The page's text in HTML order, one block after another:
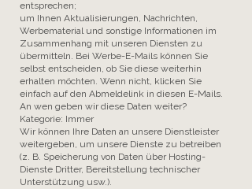
entsprechen;
um Ihnen Aktualisierungen, Nachrichten,
Werbematerial und sonstige Informationen im
Zusammenhang mit unseren Diensten zu
übermitteln. Bei Werbe-E-Mails können Sie
selbst entscheiden, ob Sie diese weiterhin
erhalten möchten. Wenn nicht, klicken Sie
einfach auf den Abmeldelink in diesen E-Mails.
An wen geben wir diese Daten weiter?
Kategorie: Immer
Wir können Ihre Daten an unsere Dienstleister
weitergeben, um unsere Dienste zu betreiben
(z. B. Speicherung von Daten über Hosting-
Dienste Dritter, Bereitstellung technischer
Unterstützung usw.).